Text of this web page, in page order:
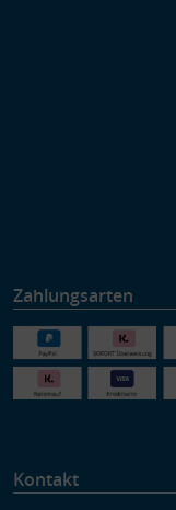
Zahlungsarten
Kontakt